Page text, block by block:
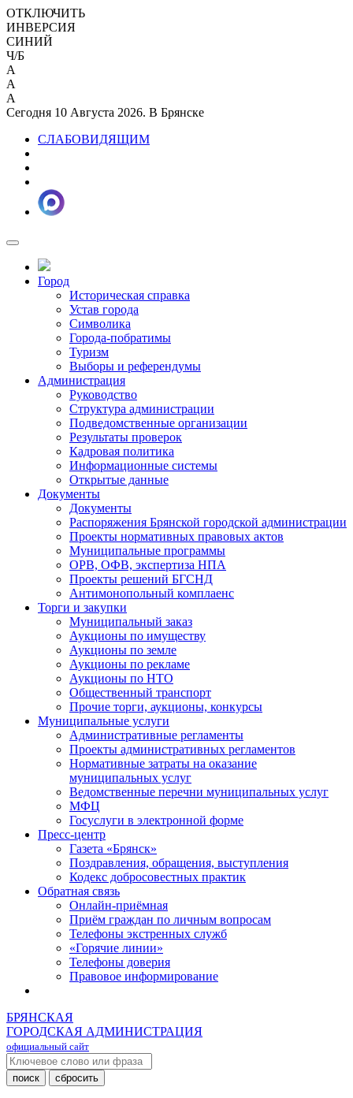
ОТКЛЮЧИТЬ
ИНВЕРСИЯ
СИНИЙ
Ч/Б
A
A
A
Сегодня 10 Августа 2026. В Брянске
СЛАБОВИДЯЩИМ
Город
Историческая справка
Устав города
Символика
Города-побратимы
Туризм
Выборы и референдумы
Администрация
Руководство
Структура администрации
Подведомственные организации
Результаты проверок
Кадровая политика
Информационные системы
Открытые данные
Документы
Документы
Распоряжения Брянской городской администрации
Проекты нормативных правовых актов
Муниципальные программы
ОРВ, ОФВ, экспертиза НПА
Проекты решений БГСНД
Антимонопольный комплаенс
Торги и закупки
Муниципальный заказ
Аукционы по имуществу
Аукционы по земле
Аукционы по рекламе
Аукционы по НТО
Общественный транспорт
Прочие торги, аукционы, конкурсы
Муниципальные услуги
Административные регламенты
Проекты административных регламентов
Нормативные затраты на оказание
муниципальных услуг
Ведомственные перечни муниципальных услуг
МФЦ
Госуслуги в электронной форме
Пресс-центр
Газета «Брянск»
Поздравления, обращения, выступления
Кодекс добросовестных практик
Обратная связь
Онлайн-приёмная
Приём граждан по личным вопросам
Телефоны экстренных служб
«Горячие линии»
Телефоны доверия
Правовое информирование
БРЯНСКАЯ
ГОРОДСКАЯ АДМИНИСТРАЦИЯ
официальный сайт